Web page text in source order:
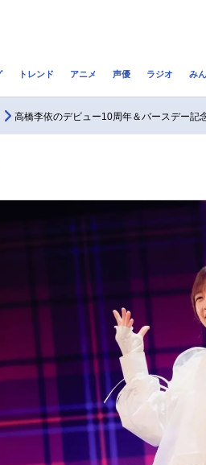
プリ
最新記事一覧
アニメ記事一覧
トレンド アニメ 声優 ラジオ み
高橋李依のデビュー10周年＆バースデー記